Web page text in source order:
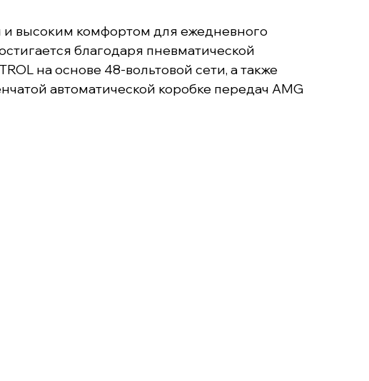
высоким комфортом для ежедневного
благодаря пневматической
на основе 48-вольтовой сети, а также
автоматической коробке передач AMG